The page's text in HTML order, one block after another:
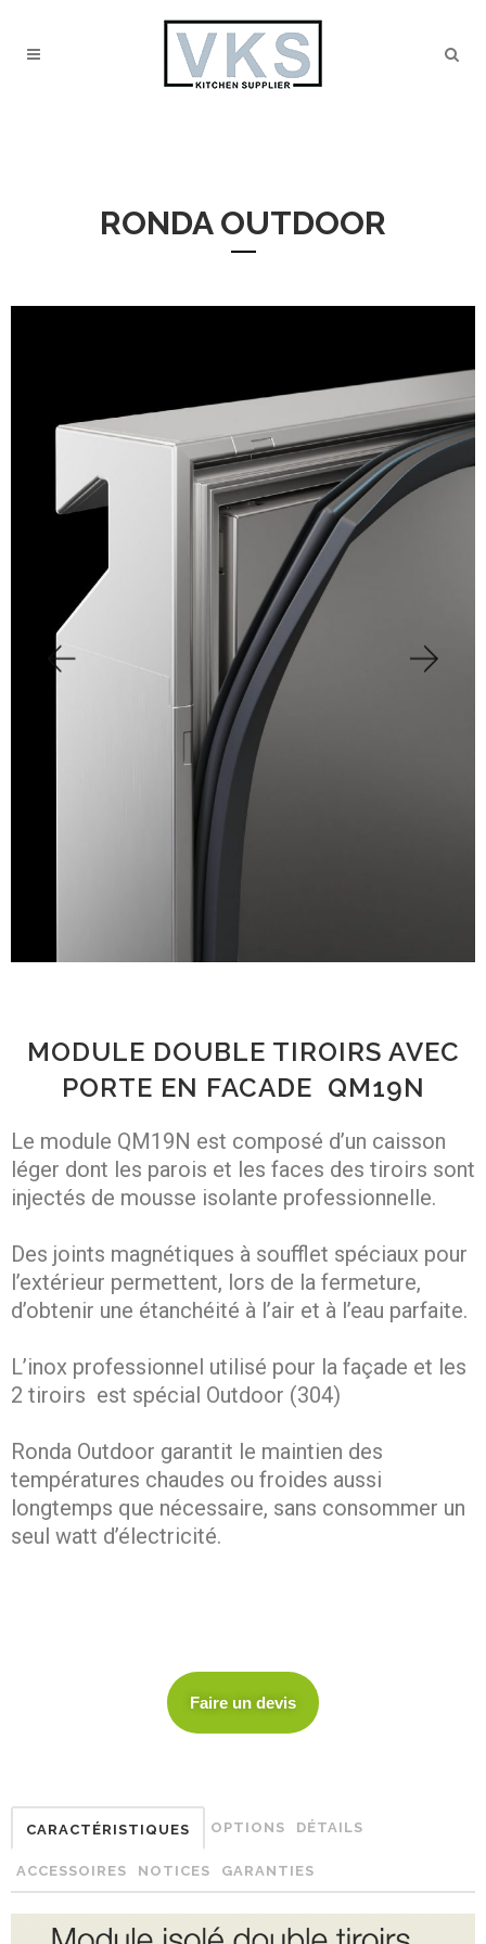
RONDA OUTDOOR
MODULE DOUBLE TIROIRS AVEC
PORTE EN FACADE QM19N
Le module QM19N est composé d’un caisson
léger dont les parois et les faces des tiroirs sont
injectés de mousse isolante professionnelle.
Des joints magnétiques à soufflet spéciaux pour
l’extérieur permettent, lors de la fermeture,
d’obtenir une étanchéité à l’air et à l’eau parfaite.
L’inox professionnel utilisé pour la façade et les
2 tiroirs est spécial Outdoor (304)
Ronda Outdoor garantit le maintien des
températures chaudes ou froides aussi
longtemps que nécessaire, sans consommer un
seul watt d’électricité.
Faire un devis
CARACTÉRISTIQUES OPTIONS DÉTAILS
ACCESSOIRES NOTICES GARANTIES